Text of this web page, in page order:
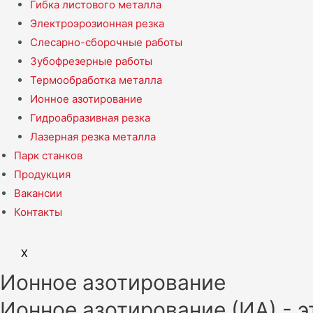
Гибка листового металла
Электроэрозионная резка
Слесарно-сборочные работы
Зубофрезерные работы
Термообработка металла
Ионное азотирование
Гидроабразивная резка
Лазерная резка металла
Парк станков
Продукция
Вакансии
Контакты
X
Ионное азотирование